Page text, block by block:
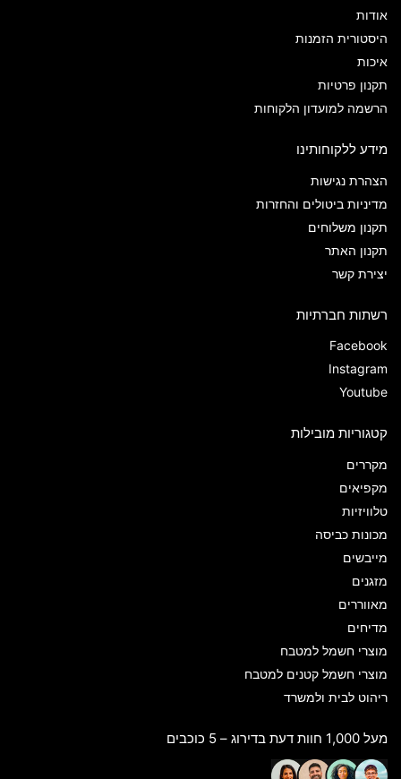
אודות
היסטורית הזמנות
איכות
תקנון פרטיות
הרשמה למועדון הלקוחות
מידע ללקוחותינו
הצהרת נגישות
מדיניות ביטולים והחזרות
תקנון משלוחים
תקנון האתר
יצירת קשר
רשתות חברתיות
Facebook
Instagram
Youtube
קטגוריות מובילות
מקררים
מקפיאים
טלוויזיות
מכונות כביסה
מייבשים
מזגנים
מאווררים
מדיחים
מוצרי חשמל למטבח
מוצרי חשמל קטנים למטבח
ריהוט לבית ולמשרד
מעל 1,000 חוות דעת בדירוג – 5 כוכבים